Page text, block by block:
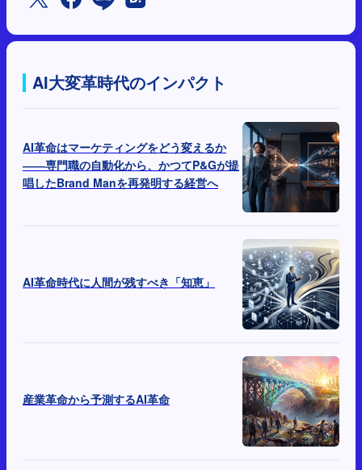
AI大変革時代のインパクト
AI革命はマーケティングをどう変えるか
――専門職の自動化から、かつてP&Gが提
唱したBrand Manを再発明する経営へ
AI革命時代に人間が残すべき「知恵」
産業革命から予測するAI革命